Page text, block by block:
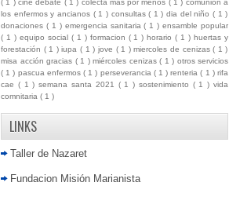
( 1 ) cine debate ( 1 ) colecta mas por menos ( 1 ) comunión a
los enfermos y ancianos ( 1 ) consultas( 1 )dia del niño( 1 )
donaciones ( 1 ) emergencia sanitaria( 1 )ensamble popular
( 1 ) equipo social ( 1 ) formacion ( 1 )horario( 1 )huertas y
forestación ( 1 )iupa( 1 ) jove ( 1 )miercoles de cenizas( 1 )
misa acción gracias ( 1 ) miércoles cenizas ( 1 ) otros servicios
( 1 ) pascua enfermos ( 1 ) perseverancia ( 1 )renteria( 1 ) rifa
cae ( 1 )semana santa 2021 ( 1 ) sostenimiento ( 1 )vida
comnitaria ( 1 )
LINKS
Taller de Nazaret
Fundacion Misión Marianista